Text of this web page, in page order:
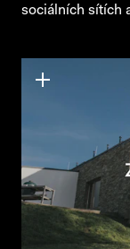
sociálních sítích